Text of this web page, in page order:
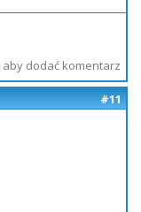
aby dodać komentarz
#11